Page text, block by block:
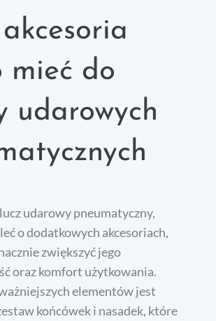
mieć do
udarowych
udarowy pneumatyczny,
o dodatkowych akcesoriach,
zwiększyć jego
oraz komfort użytkowania.
elementów jest
końcówek i nasadek, które